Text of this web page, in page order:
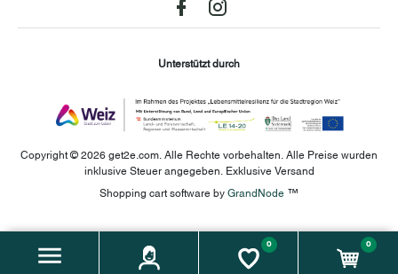
0 0
Unterstützt durch
Copyright © 2026 get2e.com. Alle Rechte vorbehalten. Alle Preise wurden
inklusive Steuer angegeben. Exklusive Versand
Shopping cart software byGrandNode ™